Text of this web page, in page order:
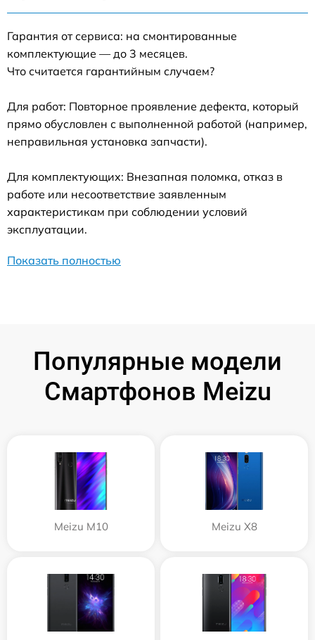
Гарантия от сервиса: на смонтированные
комплектующие — до 3 месяцев.
Что считается гарантийным случаем?
Для работ: Повторное проявление дефекта, который
прямо обусловлен с выполненной работой (например,
неправильная установка запчасти).
Для комплектующих: Внезапная поломка, отказ в
работе или несоответствие заявленным
характеристикам при соблюдении условий
эксплуатации.
Показать полностью
Популярные модели
Смартфонов Meizu
Meizu M10 Meizu X8